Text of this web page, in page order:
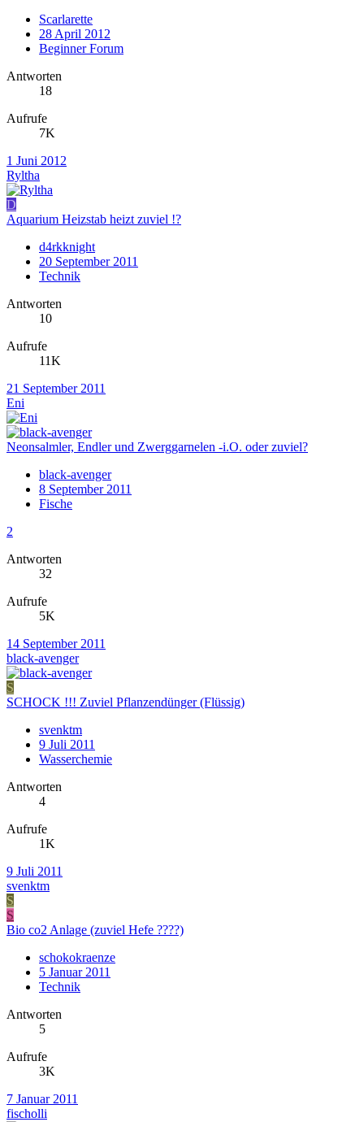
Scarlarette
28 April 2012
Beginner Forum
Antworten
18
Aufrufe
7K
1 Juni 2012
Ryltha
D
Aquarium Heizstab heizt zuviel !?
d4rkknight
20 September 2011
Technik
Antworten
10
Aufrufe
11K
21 September 2011
Eni
Neonsalmler, Endler und Zwerggarnelen -i.O. oder zuviel?
black-avenger
8 September 2011
Fische
2
Antworten
32
Aufrufe
5K
14 September 2011
black-avenger
S
SCHOCK !!! Zuviel Pflanzendünger (Flüssig)
svenktm
9 Juli 2011
Wasserchemie
Antworten
4
Aufrufe
1K
9 Juli 2011
svenktm
S
S
Bio co2 Anlage (zuviel Hefe ????)
schokokraenze
5 Januar 2011
Technik
Antworten
5
Aufrufe
3K
7 Januar 2011
fischolli